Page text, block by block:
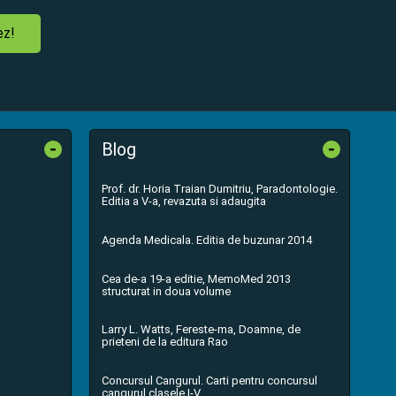
- Blog -
Prof. dr. Horia Traian Dumitriu, Paradontologie.
Editia a V-a, revazuta si adaugita
Agenda Medicala. Editia de buzunar 2014
Cea de-a 19-a editie, MemoMed 2013
structurat in doua volume
Larry L. Watts, Fereste-ma, Doamne, de
prieteni de la editura Rao
Concursul Cangurul. Carti pentru concursul
cangurul clasele I-V